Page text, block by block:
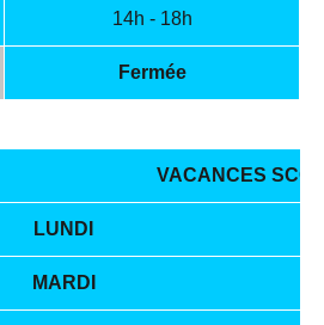
14h - 18h
Fermée
VACANCES
LUNDI
MARDI